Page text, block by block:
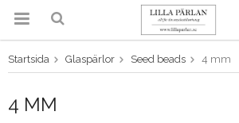
Produkten har blivit tillagd i
varukorgen
Startsida Glaspärlor Seed beads 4 mm
4 MM